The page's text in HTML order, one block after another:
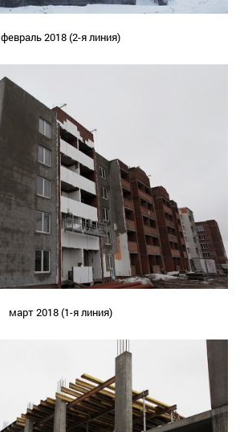
февраль 2018 (2-я линия)
март 2018 (1-я линия)